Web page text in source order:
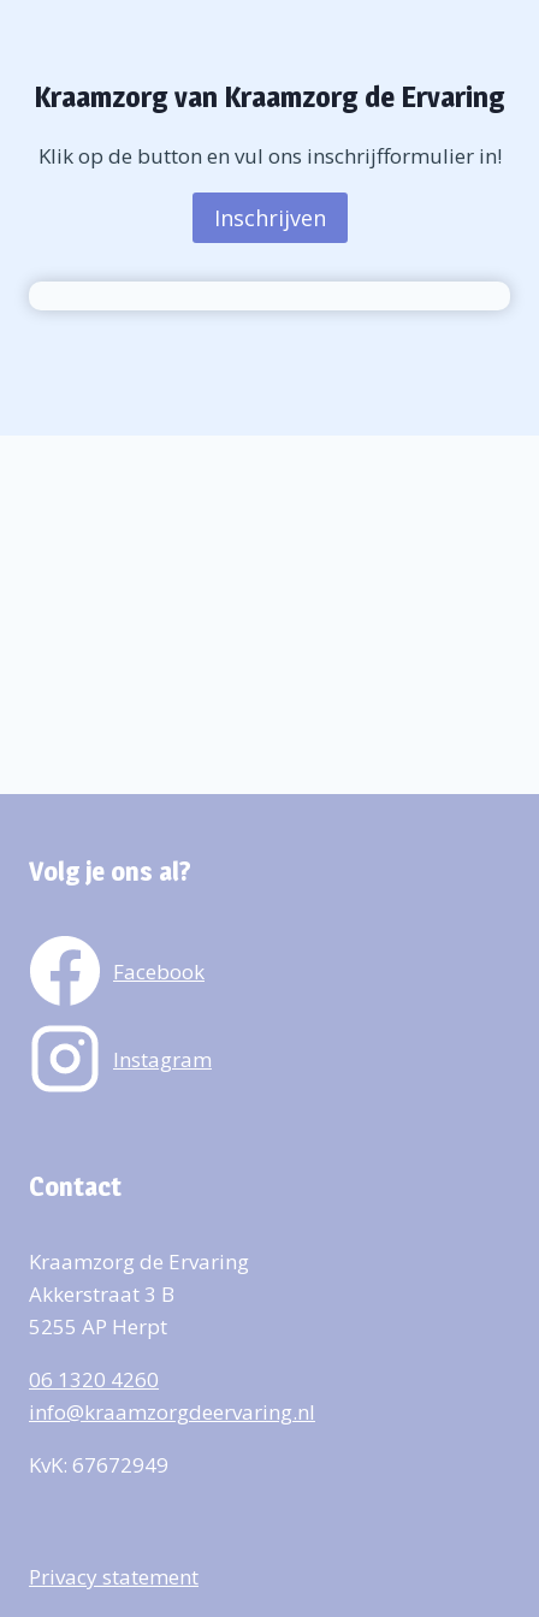
Kraamzorg van Kraamzorg de Ervaring
Klik op de button en vul ons inschrijfformulier in!
Inschrijven
Volg je ons al?
Facebook
Instagram
Contact
Kraamzorg de Ervaring
Akkerstraat 3 B
5255 AP Herpt
06 1320 4260
info@kraamzorgdeervaring.nl
KvK: 67672949
Privacy statement